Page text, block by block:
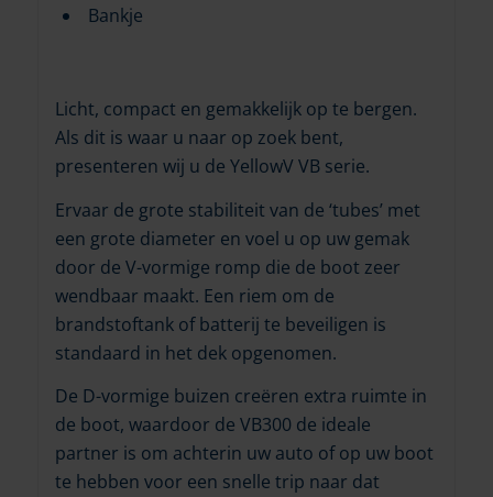
Bankje
Licht, compact en gemakkelijk op te bergen.
Als dit is waar u naar op zoek bent,
presenteren wij u de YellowV VB serie.
Ervaar de grote stabiliteit van de ‘tubes’ met
een grote diameter en voel u op uw gemak
door de V-vormige romp die de boot zeer
wendbaar maakt. Een riem om de
brandstoftank of batterij te beveiligen is
standaard in het dek opgenomen.
De D-vormige buizen creëren extra ruimte in
de boot, waardoor de VB300 de ideale
partner is om achterin uw auto of op uw boot
te hebben voor een snelle trip naar dat